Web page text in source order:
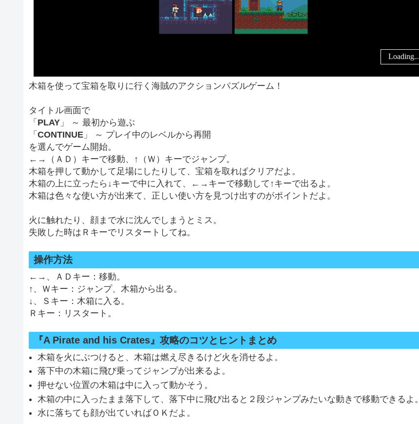
木箱を使って宝箱を取りに行く海賊のアクションパズルゲーム！
タイトル画面で
「 PLAY 」 ～ 最初から遊ぶ
「 CONTINUE 」 ～ プレイ中のレベルから再開
を選んでゲーム開始。
←→（ＡＤ）キーで移動、↑（Ｗ）キーでジャンプ。
木箱を押して動かして足場にしたりして、宝箱を取ればクリアだよ。
木箱の上に立ったら↓キーで中に入れて、←→キーで移動して↑キーで出るよ。
木箱は色々な使い方が出来て、正しい使い方を見つけ出すのがポイントだよ。
火に触れたり、顔まで水に沈んでしまうとミス。
失敗した時はＲキーでリスタートしてね。
操作方法
←→、ＡＤキー：移動。
↑、Ｗキー：ジャンプ、木箱から出る。
↓、Ｓキー：木箱に入る。
Ｒキー：リスタート。
『A Pirate and his Crates』攻略のコツとヒントまとめ
木箱を火にぶつけると、木箱は燃え尽きるけど火を消せるよ。
落下中の木箱に飛び乗ってジャンプが出来るよ。
押せない位置の木箱は中に入って動かそう。
木箱の中に入ったまま落下して、落下中に飛び出ると２段ジャンプみたいな動きで移動できるよ。
水に落ちても顔が出ていればＯＫだよ。